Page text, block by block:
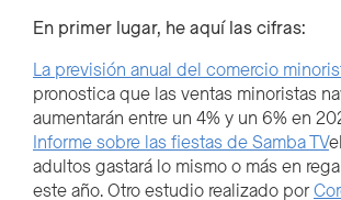
En primer lugar, he aquí las cifras:
La previsión anual del comercio
pronostica que las ventas minoristas
aumentarán entre un 4% y un 6% en
Informe sobre las fiestas de Samba TV
adultos gastará lo mismo o más en
este año. Otro estudio realizado por